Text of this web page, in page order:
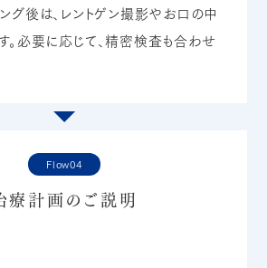
グ後は、レントゲン撮影やお口の中
。必要に応じて、精密検査も合わせ
Flow04
療計画のご説明